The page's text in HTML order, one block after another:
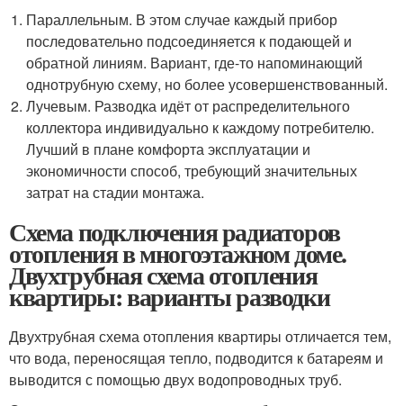
Параллельным. В этом случае каждый прибор
последовательно подсоединяется к подающей и
обратной линиям. Вариант, где-то напоминающий
однотрубную схему, но более усовершенствованный.
Лучевым. Разводка идёт от распределительного
коллектора индивидуально к каждому потребителю.
Лучший в плане комфорта эксплуатации и
экономичности способ, требующий значительных
затрат на стадии монтажа.
Схема подключения радиаторов
отопления в многоэтажном доме.
Двухтрубная схема отопления
квартиры: варианты разводки
Двухтрубная схема отопления квартиры отличается тем,
что вода, переносящая тепло, подводится к батареям и
выводится с помощью двух водопроводных труб.